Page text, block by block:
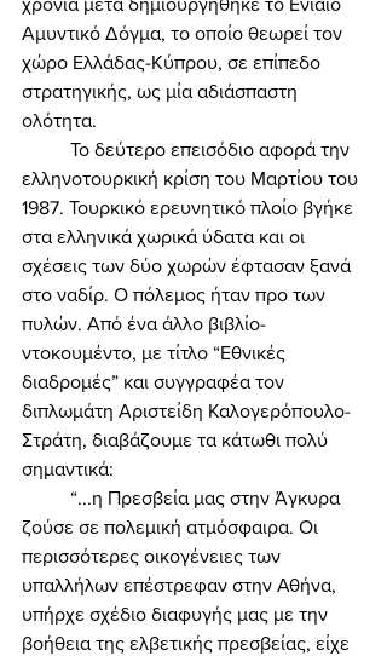
χρόνια μετά δημιουργήθηκε το Ενιαίο
Αμυντικό Δόγμα, το οποίο θεωρεί τον
χώρο Ελλάδας-Κύπρου, σε επίπεδο
στρατηγικής, ως μία αδιάσπαστη
ολότητα.
ελληνοτουρκική κρίση του Μαρτίου του
1987. Τουρκικό ερευνητικό πλοίο βγήκε
στα ελληνικά χωρικά ύδατα και οι
σχέσεις των δύο χωρών έφτασαν ξανά
στο ναδίρ. Ο πόλεμος ήταν προ των
πυλών. Από ένα άλλο βιβλίο-
ντοκουμέντο, με τίτλο “Εθνικές
διαδρομές” και συγγραφέα τον
διπλωμάτη Αριστείδη Καλογερόπουλο-
Στράτη, διαβάζουμε τα κάτωθι πολύ
σημαντικά:
ζούσε σε πολεμική ατμόσφαιρα. Οι
περισσότερες οικογένειες των
υπαλλήλων επέστρεφαν στην Αθήνα,
υπήρχε σχέδιο διαφυγής μας με την
βοήθεια της ελβετικής πρεσβείας, είχε